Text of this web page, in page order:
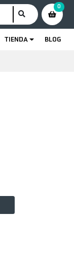
0
TIENDA BLOG